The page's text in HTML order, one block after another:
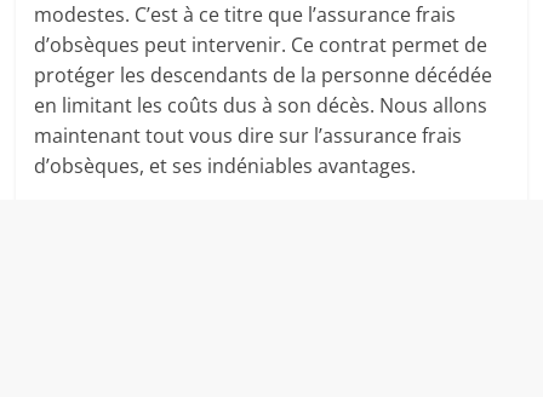
modestes. C’est à ce titre que l’assurance frais
d’obsèques peut intervenir. Ce contrat permet de
protéger les descendants de la personne décédée
en limitant les coûts dus à son décès. Nous allons
maintenant tout vous dire sur l’assurance frais
d’obsèques, et ses indéniables avantages.